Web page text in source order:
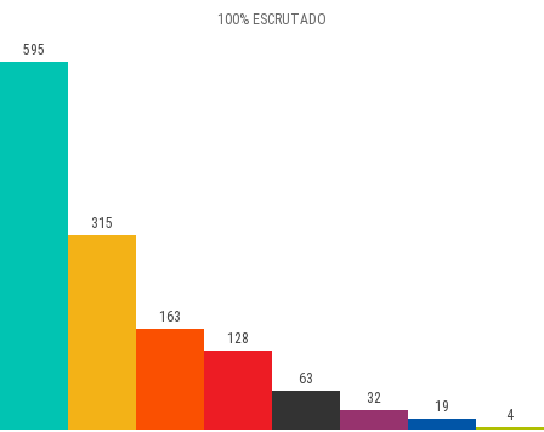
100% ESCRUTADO
595
315
163
128
63
32
19 4